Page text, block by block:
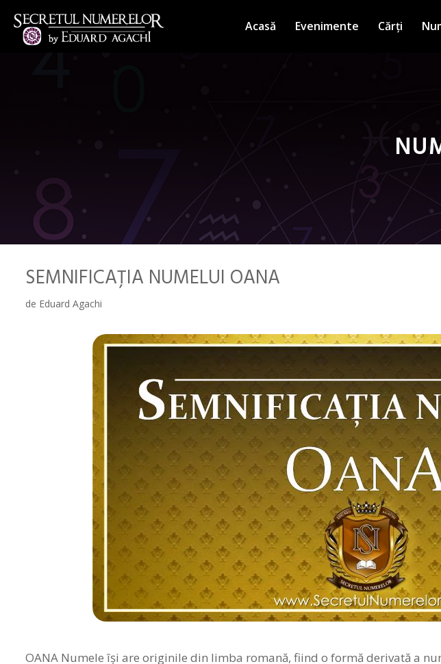
conținut
Acasă Evenimente Cărți
SEMNIFICAȚIA NUMELUI OANA
de Eduard Agachi
OANA Numele îşi are originile din limba romană, fiind o formă derivată a